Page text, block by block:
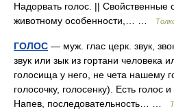
Надорвать голос. || Свойственные
животному особенности,… …
ГОЛОС — муж. глас церк. звук,
звук или зык из гортани человека
голосища у него, не чета нашему
голосочку, голосенку). Есть голос
Напев, последовательность… …